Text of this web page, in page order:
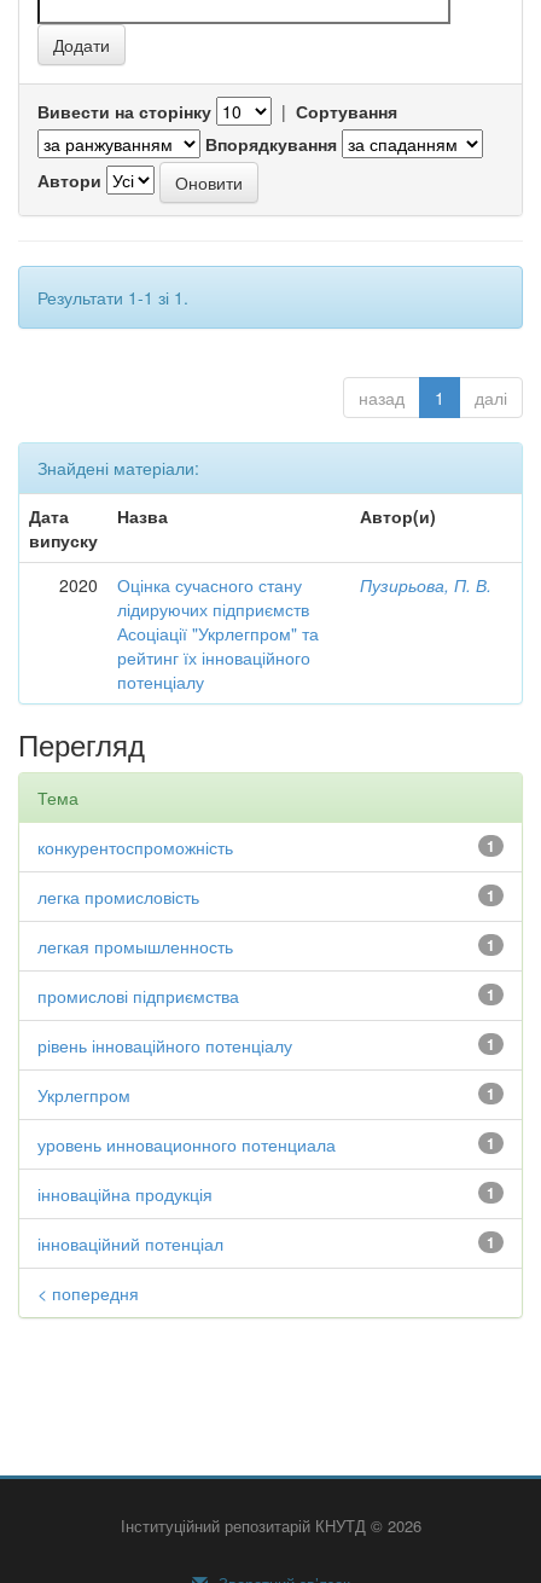
Вивести на сторінку | Сортування
Впорядкування
Автори
Результати 1-1 зі 1.
назад 1 далі
Знайдені матеріали:
Дата
випуску
Назва Автор(и)
2020
Оцінка сучасного стану
лідируючих підприємств
Асоціації "Укрлегпром" та
рейтинг їх інноваційного
потенціалу
Пузирьова, П. В.
Перегляд
Тема
1
конкурентоспроможність
1
легка промисловість
1
легкая промышленность
1
промислові підприємства
1
рівень інноваційного потенціалу
1
Укрлегпром
1
уровень инновационного потенциала
1
інноваційна продукція
1
інноваційний потенціал
< попередня
Інституційний репозитарій КНУТД © 2026